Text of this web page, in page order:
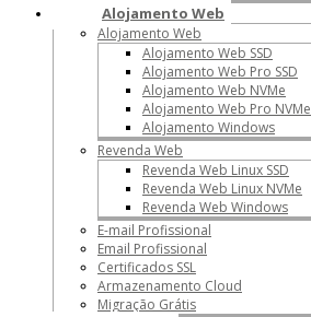
Alojamento Web
Alojamento Web
Alojamento Web SSD
Alojamento Web Pro SSD
Alojamento Web NVMe
Alojamento Web Pro NVMe
Alojamento Windows
Revenda Web
Revenda Web Linux SSD
Revenda Web Linux NVMe
Revenda Web Windows
E-mail Profissional
Email Profissional
Certificados SSL
Armazenamento Cloud
Migração Grátis